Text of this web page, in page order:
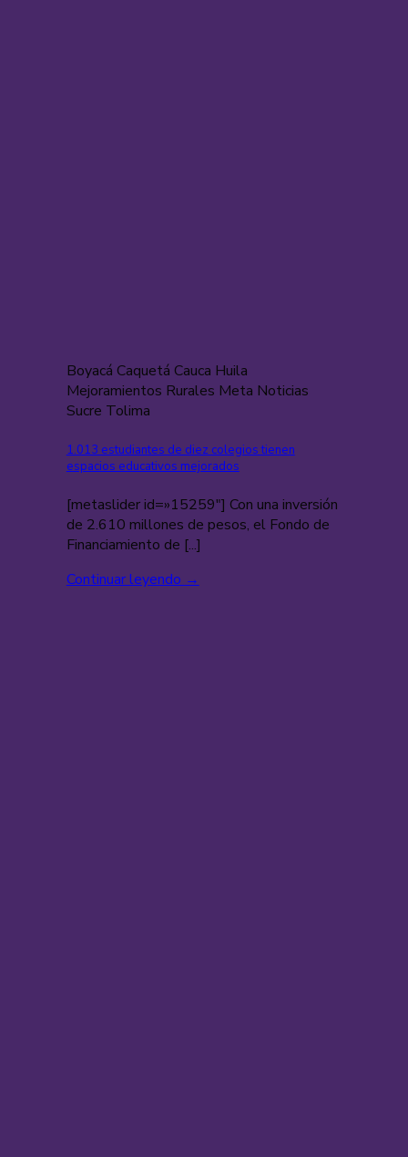
Boyacá Caquetá Cauca Huila
Mejoramientos Rurales Meta Noticias
Sucre Tolima
1.013 estudiantes de diez colegios tienen
espacios educativos mejorados
[metaslider id=»15259″] Con una inversión
de 2.610 millones de pesos, el Fondo de
Financiamiento de [...]
Continuar leyendo →